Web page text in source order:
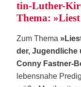
tin-Luther-
The­ma:
Zum The­ma
der, Jugend­li­che
Con­ny Fast­ner-
lebens­na­he